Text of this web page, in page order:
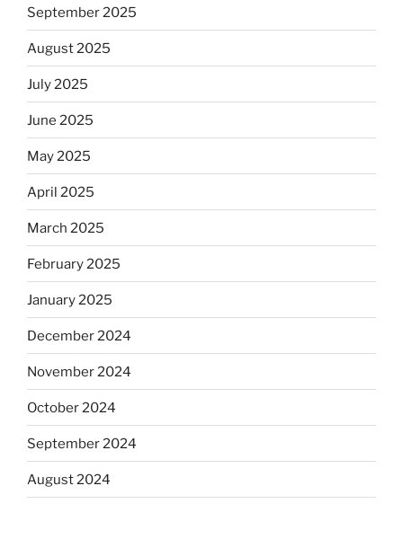
September 2025
August 2025
July 2025
June 2025
May 2025
April 2025
March 2025
February 2025
January 2025
December 2024
November 2024
October 2024
September 2024
August 2024